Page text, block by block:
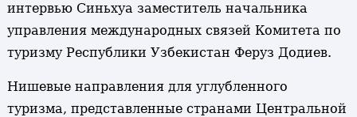
интервью Синьхуа заместитель начальника
управления международных связей Комитета по
туризму Республики Узбекистан Феруз Додиев.
Нишевые направления для углубленного
туризма, представленные странами Центральной